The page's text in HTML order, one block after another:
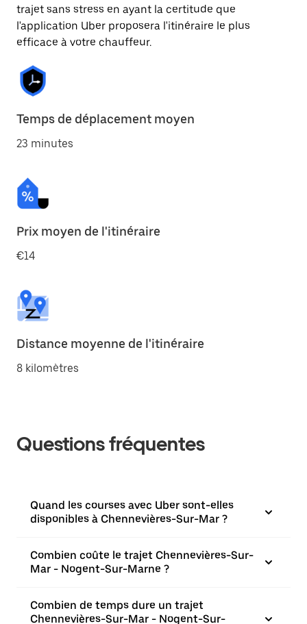
trajet sans stress en ayant la certitude que
l'application Uber proposera l'itinéraire le plus
efficace à votre chauffeur.
Temps de déplacement moyen
23 minutes
Prix moyen de l'itinéraire
€14
Distance moyenne de l'itinéraire
8 kilomètres
Questions fréquentes
Quand les courses avec Uber sont-elles
disponibles à Chennevières-Sur-Mar ?
Combien coûte le trajet Chennevières-Sur-
Mar - Nogent-Sur-Marne ?
Combien de temps dure un trajet
Chennevières-Sur-Mar - Nogent-Sur-